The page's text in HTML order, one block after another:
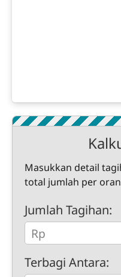
Masukkan detail
total jumlah per
Jumlah Tagihan:
Terbagi Antara: